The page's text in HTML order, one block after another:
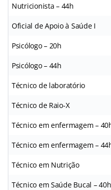
Nutricionista – 44h
Oficial de Apoio à Saúde I
Psicólogo – 20h
Psicólogo – 44h
Técnico de laboratório
Técnico de Raio-X
Técnico em enfermagem –
Técnico em enfermagem –
Técnico em Nutrição
Técnico em Saúde Bucal – 40h